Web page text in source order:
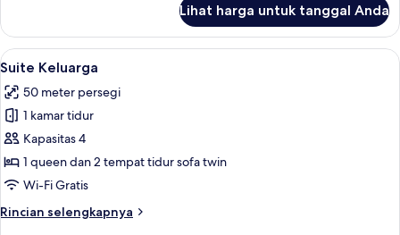
door)
Kamar
Keluarga,
pemandangan
terbatas
(with
door)
Lihat harga untuk tanggal Anda
Lihat
semua
foto
untuk
Suite
Keluarga
5
Suite Keluarga
50 meter persegi
1 kamar tidur
Kapasitas 4
1 queen dan 2 tempat tidur sofa twin
Wi-Fi Gratis
Rincian selengkapnya
Rincian